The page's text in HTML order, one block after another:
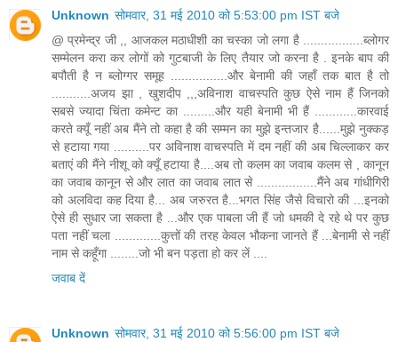
Unknown सोमवार, 31 मई 2010 को 5:53:00 pm IST बजे
@ प्रमेन्द्र जी ,, आजकल मठाधीशी का चस्का जो लगा है .................ब्लोगर
सम्मेलन करा कर लोगों को गुटबाजी के लिए तैयार जो करना है . इनके बाप की
बपौती है न ब्लोग्गर समूह ................और बेनामी की जहाँ तक बात है तो
...........अजय झा , खुशदीप ,,,अविनाश वाचस्पति कुछ ऐसे नाम हैं जिनको
सबसे ज्यादा चिंता कमेन्ट का .........और यही बेनामी भी हैं ............कारवाई
करते क्यूँ नहीं अब मैंने तो कहा है की सम्मन का मुझे इन्तजार है......मुझे नुक्कड़
से हटाया गया ..........पर अविनाश वाचस्पति में दम नहीं की अब चिल्लाकर कर
बताएं की मैंने नीशू को क्यूँ हटाया है....अब तो कलम का जवाब कलम से , कानून
का जवाब कानून से और लात का जवाब लात से .................मैंने अब गांधीगिरी
को अलविदा कह दिया है... अब जरुरत है...भगत सिंह जैसे विचारो की ...इनको
ऐसे ही सुधार जा सकता है ...और एक पाबला जी हैं जो धमकी दे रहे थे पर कुछ
पता नहीं चला .............कुत्तों की तरह केवल भौकना जानते हैं ...बेनामी से नहीं
नाम से कहूँगा ........जो भी बन पड़ता हो कर लें ....
जवाब दें
Unknown सोमवार, 31 मई 2010 को 5:56:00 pm IST बजे